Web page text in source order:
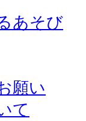
あそび
願い
て